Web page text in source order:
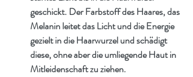
geschickt. Der Farbstoff des Haares, das
Melanin leitet das Licht und die Energie
gezielt in die Haarwurzel und schädigt
diese, ohne aber die umliegende Haut in
Mitleidenschaft zu ziehen.